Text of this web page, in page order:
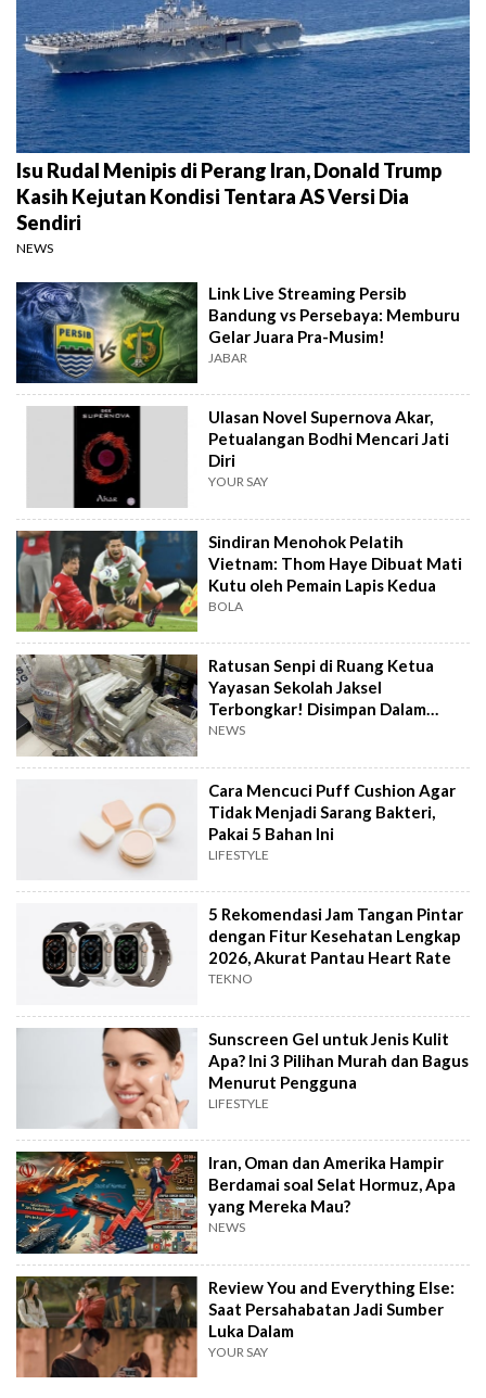
Isu Rudal Menipis di Perang Iran, Donald Trump
Kasih Kejutan Kondisi Tentara AS Versi Dia
Sendiri
NEWS
Link Live Streaming Persib
Bandung vs Persebaya: Memburu
Gelar Juara Pra-Musim!
JABAR
Ulasan Novel Supernova Akar,
Petualangan Bodhi Mencari Jati
Diri
YOUR SAY
Sindiran Menohok Pelatih
Vietnam: Thom Haye Dibuat Mati
Kutu oleh Pemain Lapis Kedua
BOLA
Ratusan Senpi di Ruang Ketua
Yayasan Sekolah Jaksel
Terbongkar! Disimpan Dalam
Karung dan Styrofoam
NEWS
Cara Mencuci Puff Cushion Agar
Tidak Menjadi Sarang Bakteri,
Pakai 5 Bahan Ini
LIFESTYLE
5 Rekomendasi Jam Tangan Pintar
dengan Fitur Kesehatan Lengkap
2026, Akurat Pantau Heart Rate
TEKNO
Sunscreen Gel untuk Jenis Kulit
Apa? Ini 3 Pilihan Murah dan Bagus
Menurut Pengguna
LIFESTYLE
Iran, Oman dan Amerika Hampir
Berdamai soal Selat Hormuz, Apa
yang Mereka Mau?
NEWS
Review You and Everything Else:
Saat Persahabatan Jadi Sumber
Luka Dalam
YOUR SAY